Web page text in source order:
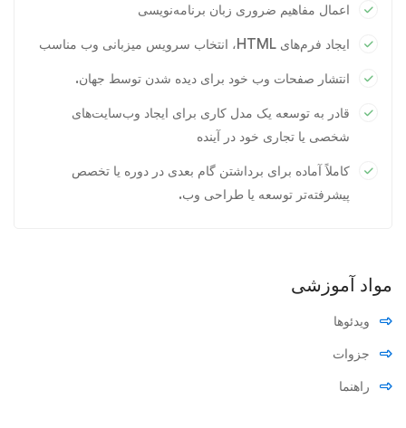
اعمال مفاهیم ضروری زبان برنامه‌نویسی
ایجاد فرم‌های HTML، انتخاب سرویس میزبانی وب مناسب
انتشار صفحات وب خود برای دیده شدن توسط جهان.
قادر به توسعه یک مدل کاری برای ایجاد وب‌سایت‌های
شخصی یا تجاری خود در آینده
کاملاً آماده برای برداشتن گام بعدی در دوره یا تخصص
پیشرفته‌تر توسعه یا طراحی وب.
مواد آموزشی
ویدئوها
جزوات
راهنما